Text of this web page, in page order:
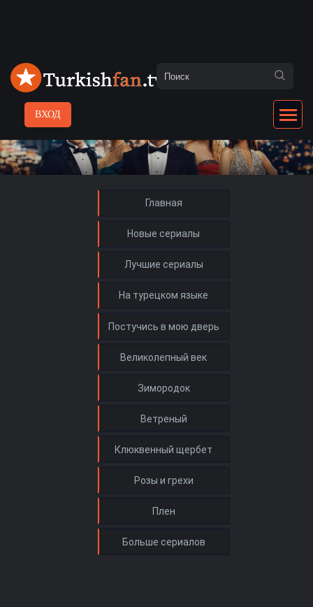
ВХОД
Главная
Новые сериалы
Лучшие сериалы
На турецком языке